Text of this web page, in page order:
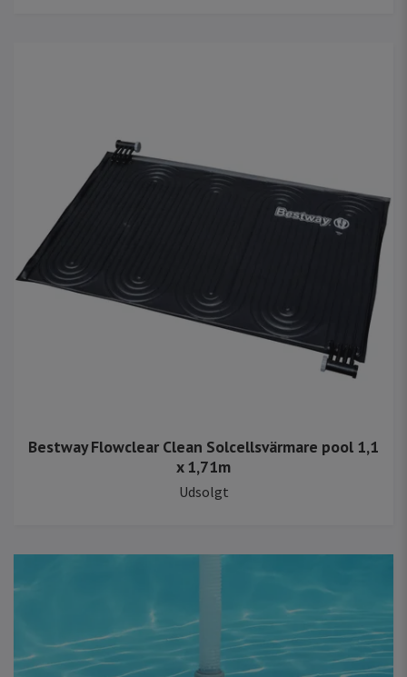
Bestway Flowclear Clean Solcellsvärmare pool 1,1
x 1,71m
Udsolgt